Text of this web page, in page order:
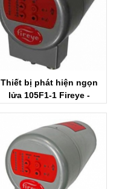
Thiết bị phát hiện ngọn
lửa 105F1-1 Fireye -